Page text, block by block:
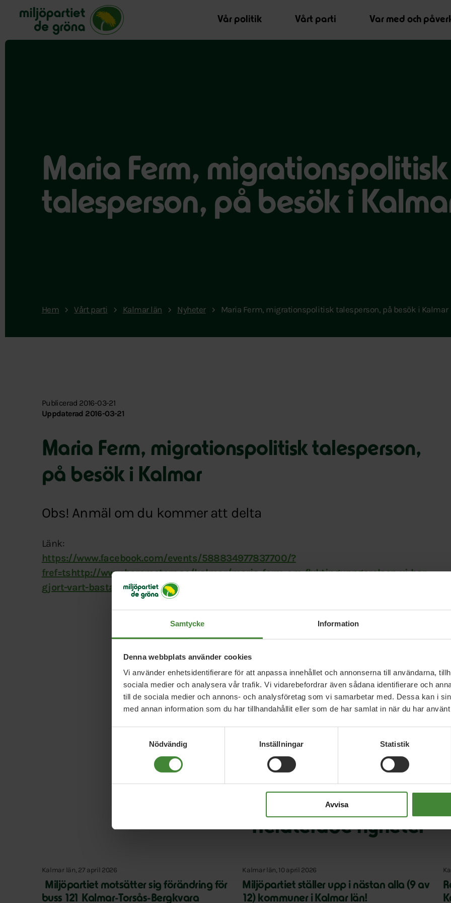
Samtycke Information
Denna webbplats använder cookies
Vi använder enhetsidentifierare för att anpassa innehållet och annonserna till användarna,
sociala medier och analysera vår trafik. Vi vidarebefordrar även sådana identifierare och
till de sociala medier och annons- och analysföretag som vi samarbetar med. Dessa kan i
med annan information som du har tillhandahållit eller som de har samlat in när du har
Nödvändig
Inställningar Statistik
Avvisa
Miljöpartiet de gröna, startsida
Vår politik
Vårt parti Var med och
Maria Ferm, migrationspolitisk
talesperson, på besök i
Hem Vårt parti Kalmar län Nyheter Maria Ferm, migrationspolitisk talesperson, på besök i Kalmar
Publicerad 2016-03-21
Uppdaterad 2016-03-21
Maria Ferm, migrationspolitisk talesperson,
på besök i Kalmar
Obs! Anmäl om du kommer att delta
Länk:
https://www.facebook.com/events/588834977837700/?
fref=tshttp://www.barometern.se/kalmar/maria-ferm-om-flyktinguppgorelsen-vi-har-
gjort-vart-basta-i-min-mening/
Relaterade nyheter
Kalmar län, 27 april 2026
Miljöpartiet motsätter sig förändring för
buss 121 Kalmar-Torsås-Bergkvara
Kalmar län, 10 april 2026
Miljöpartiet ställer upp i nästan alla (9 av
12) kommuner i Kalmar län!